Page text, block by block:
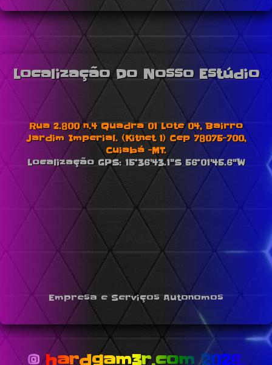
Localização Do Nosso Estúdio
Rua 2.800 n.4 Quadra 01 Lote 04, Bairro
Jardim Imperial. (Kitnet 1) Cep 78075-700,
Cuiabá -MT.
Localização GPS: 15°36'43.1"S 56°01'45.6"W
Empresa e Serviços Autonomos
© hardgam3r.com 2026.